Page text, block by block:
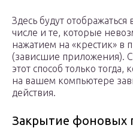
Здесь будут
числе и те, которые
нажатием на «крестик» в
(зависшие приложения).
этот способ только
на вашем компьютере
действия.
Закрытие фоновых